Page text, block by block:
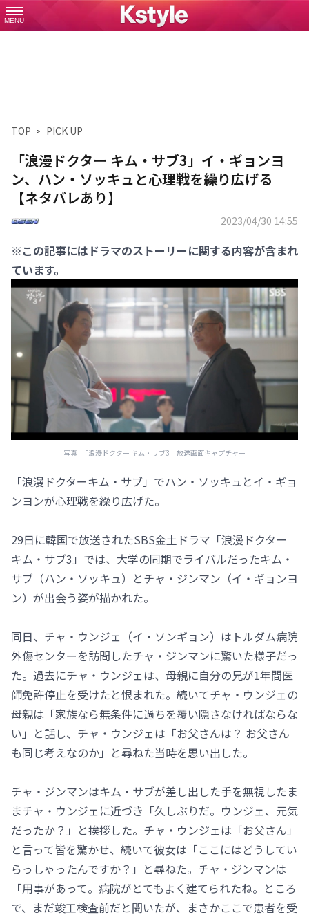
MENU
TOP PICK UP
「浪漫ドクター キム・サブ3」イ・ギョンヨ
ン、ハン・ソッキュと心理戦を繰り広げる
【ネタバレあり】
2023/04/30 14:55
※この記事にはドラマのストーリーに関する内容が含まれ
ています。
写真=「浪漫ドクター キム・サブ3」放送画面キャプチャー
「浪漫ドクターキム・サブ」でハン・ソッキュとイ・ギョ
ンヨンが心理戦を繰り広げた。
29日に韓国で放送されたSBS金土ドラマ「浪漫ドクター
キム・サブ3」では、大学の同期でライバルだったキム・
サブ（ハン・ソッキュ）とチャ・ジンマン（イ・ギョンヨ
ン）が出会う姿が描かれた。
同日、チャ・ウンジェ（イ・ソンギョン）はトルダム病院
外傷センターを訪問したチャ・ジンマンに驚いた様子だっ
た。過去にチャ・ウンジェは、母親に自分の兄が1年間医
師免許停止を受けたと恨まれた。続いてチャ・ウンジェの
母親は「家族なら無条件に過ちを覆い隠さなければならな
い」と話し、チャ・ウンジェは「お父さんは？ お父さん
も同じ考えなのか」と尋ねた当時を思い出した。
チャ・ジンマンはキム・サブが差し出した手を無視したま
まチャ・ウンジェに近づき「久しぶりだ。ウンジェ、元気
だったか？」と挨拶した。チャ・ウンジェは「お父さん」
と言って皆を驚かせ、続いて彼女は「ここにはどうしてい
らっしゃったんですか？」と尋ねた。チャ・ジンマンは
「用事があって。病院がとてもよく建てられたね。ところ
で、まだ竣工検査前だと聞いたが、まさかここで患者を受